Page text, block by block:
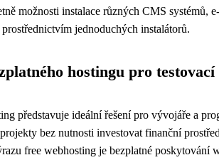
možnosti instalace různých CMS systémů,
jednoduchých instalátorů.
hostingu pro
představuje ideální řešení pro vývojáře a
bez nutnosti investovat finanční
free webhosting je bezplatné poskytování